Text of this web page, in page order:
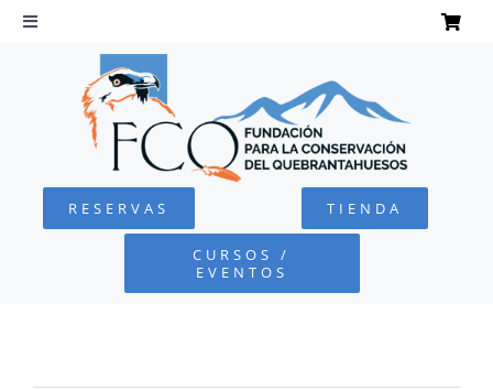
Saltar
Toggle
Navigation
QUEBRANTAHUESOS
FUNDACIÓN
RESERVAS TIENDA
CURSOS /
EVENTOS